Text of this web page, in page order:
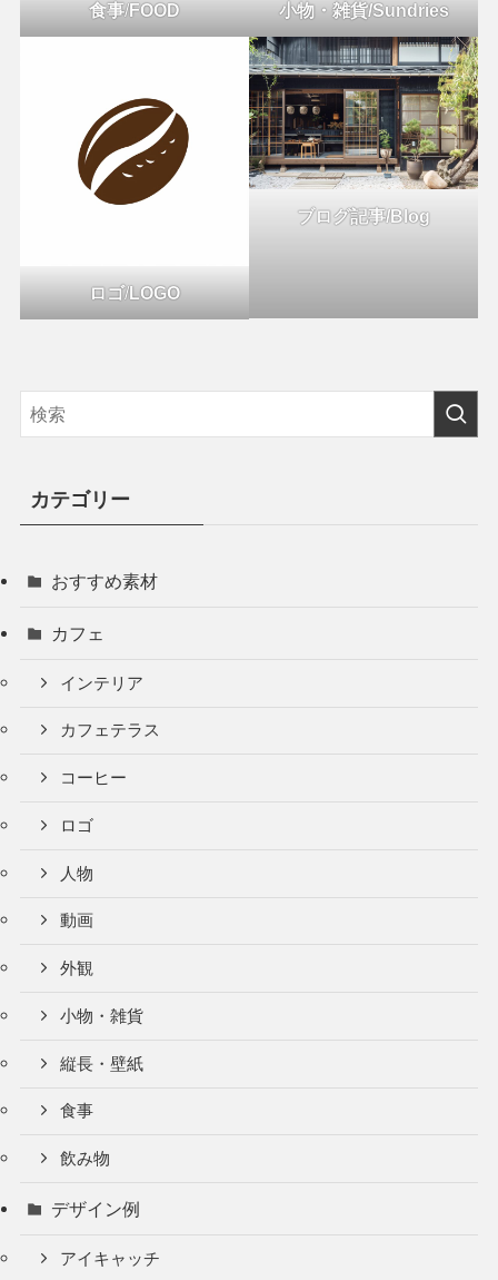
食事/FOOD 小物・雑貨/Sundries
ロゴ/LOGO
ブログ記事/Blog
カテゴリー
おすすめ素材
カフェ
インテリア
カフェテラス
コーヒー
ロゴ
人物
動画
外観
小物・雑貨
縦長・壁紙
食事
飲み物
デザイン例
アイキャッチ